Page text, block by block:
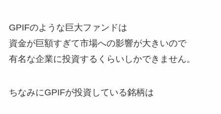
GPIFのような巨大ファンドは
資金が巨額すぎて市場への影響が大きいので
有名な企業に投資するくらいしかできません。
ちなみにGPIFが投資している銘柄は